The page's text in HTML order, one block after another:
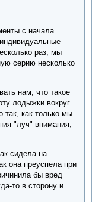
с начала
раз, мы
серию несколько
нам, что такое
лодыжки вокруг
так, как только мы
"луч" внимания,
сидела на
она преуспела при
бы вред
то в сторону и